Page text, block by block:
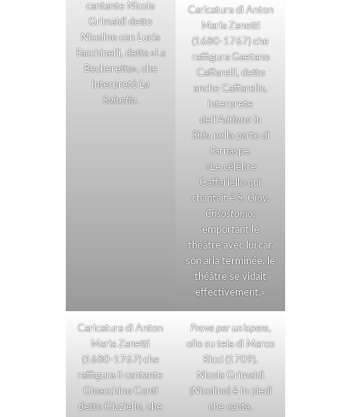
cantante Nicola
Grimaldi detto
Nicolino con Lucia
Facchinelli, detta «La
Becheretta», che
interpretòLa
Salustia.
Caricatura di Anton
Maria Zanetti
(1680-1767) che
raffigura Gaetano
Caffarelli, detto
anche Caffarello,
interprete
dell’Adriano in
Sirianella parte di
Farnaspe.
«Le célèbre
Caffariello qui
chantait è S. Giov.
Crisostomo;
emportant le
théâtre avec lui car,
son aria terminée, le
théâtre se vidait
effectivement.»
Caricatura di Anton
Maria Zanetti
(1680-1767) che
raffigura il cantante
Gioacchino Conti
detto Gizziello, che
Prove per un’opera,
olio su tela di Marco
Ricci (1709).
Nicola Grimaldi
(Nicolino) è in piedi
che canta.